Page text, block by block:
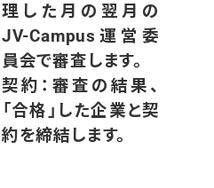
理した月の翌月の
JV-Campus運営委
員会で審査します。
契約：審査の結果、
「合格」した企業と契
約を締結します。